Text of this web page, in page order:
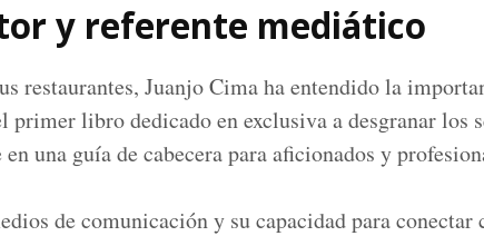
y referente mediático
restaurantes, Juanjo Cima ha entendido la
primer libro dedicado en exclusiva a desgranar los
una guía de cabecera para aficionados y
de comunicación y su capacidad para